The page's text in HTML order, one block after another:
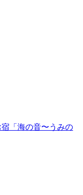
「海の音〜うみの